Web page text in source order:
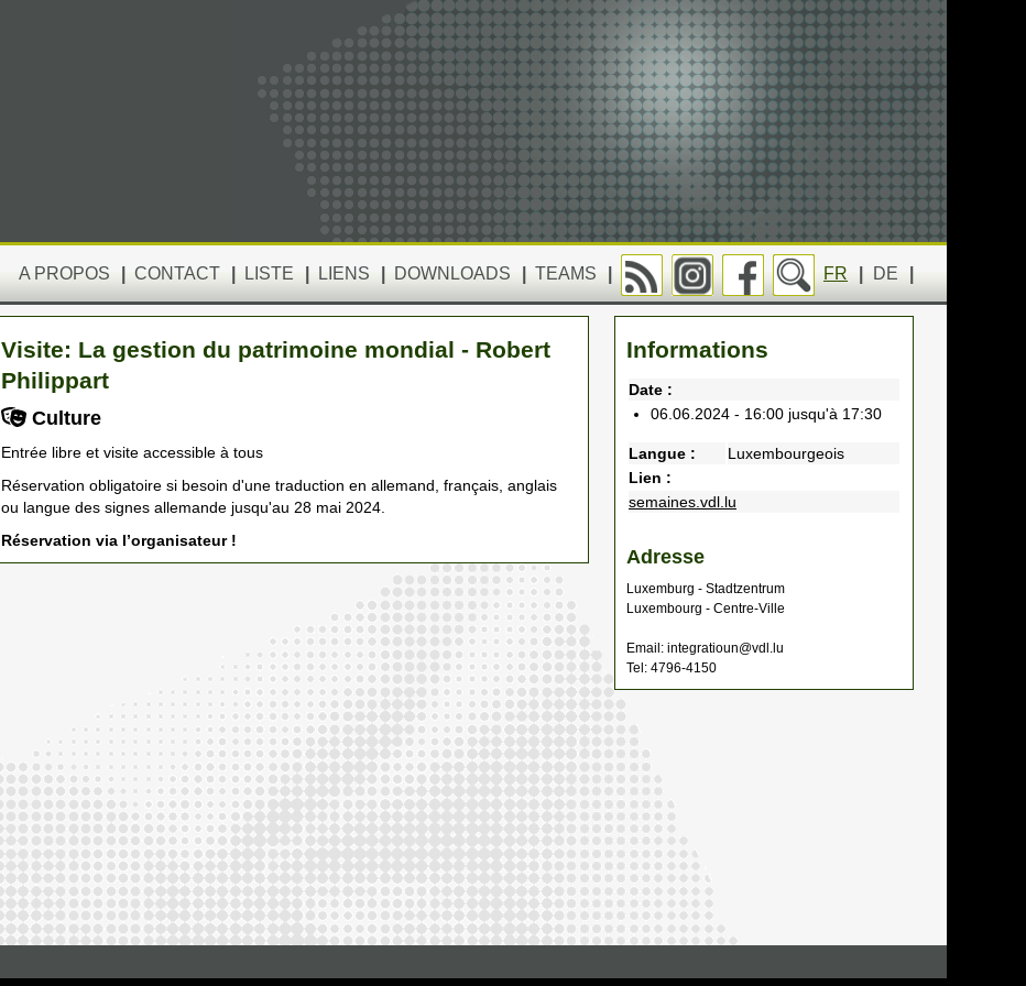
FR DE
A PROPOS CONTACT LISTE LIENS DOWNLOADS TEAMS
Visite: La gestion du patrimoine mondial - Robert
Philippart
Culture
Entrée libre et visite accessible à tous
Réservation obligatoire si besoin d'une traduction en allemand, français, anglais
ou langue des signes allemande jusqu'au 28 mai 2024.
Réservation via l’organisateur !
Informations
Date :
06.06.2024 - 16:00 jusqu'à 17:30
Langue :
Luxembourgeois
Lien :
semaines.vdl.lu
Adresse
Luxemburg - Stadtzentrum
Luxembourg - Centre-Ville
Email: integratioun@vdl.lu
Tel: 4796-4150